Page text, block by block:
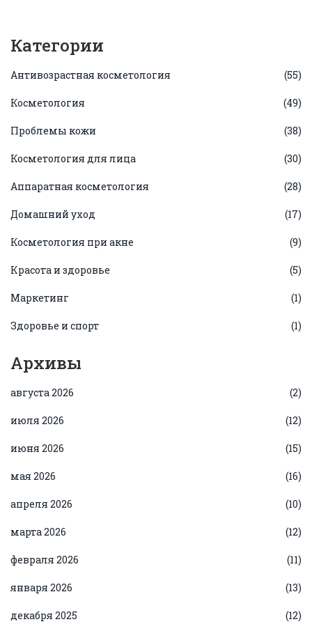
Категории
Антивозрастная косметология (55)
Косметология (49)
Проблемы кожи (38)
Косметология для лица (30)
Аппаратная косметология (28)
Домашний уход (17)
Косметология при акне (9)
Красота и здоровье (5)
Маркетинг (1)
Здоровье и спорт (1)
Архивы
августа 2026 (2)
июля 2026 (12)
июня 2026 (15)
мая 2026 (16)
апреля 2026 (10)
марта 2026 (12)
февраля 2026 (11)
января 2026 (13)
декабря 2025 (12)